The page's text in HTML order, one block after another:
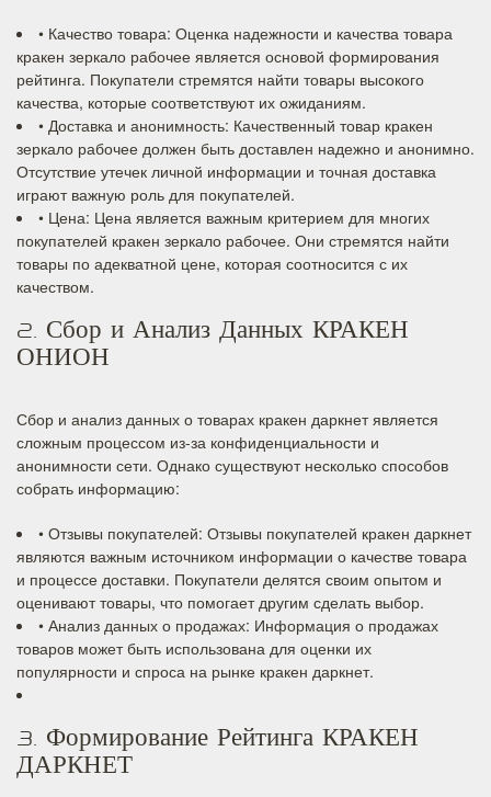
• Качество товара: Оценка надежности и качества товара
кракен зеркало рабочее является основой формирования
рейтинга. Покупатели стремятся найти товары высокого
качества, которые соответствуют их ожиданиям.
• Доставка и анонимность: Качественный товар кракен
зеркало рабочее должен быть доставлен надежно и анонимно.
Отсутствие утечек личной информации и точная доставка
играют важную роль для покупателей.
• Цена: Цена является важным критерием для многих
покупателей кракен зеркало рабочее. Они стремятся найти
товары по адекватной цене, которая соотносится с их
качеством.
2. Сбор и Анализ Данных КРАКЕН
ОНИОН
Сбор и анализ данных о товарах кракен даркнет является
сложным процессом из-за конфиденциальности и
анонимности сети. Однако существуют несколько способов
собрать информацию:
• Отзывы покупателей: Отзывы покупателей кракен даркнет
являются важным источником информации о качестве товара
и процессе доставки. Покупатели делятся своим опытом и
оценивают товары, что помогает другим сделать выбор.
• Анализ данных о продажах: Информация о продажах
товаров может быть использована для оценки их
популярности и спроса на рынке кракен даркнет.
3. Формирование Рейтинга КРАКЕН
ДАРКНЕТ